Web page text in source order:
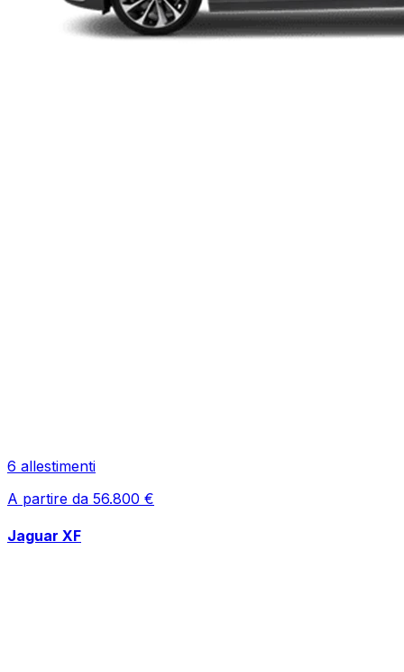
6 allestimenti
A partire da 56.800 €
Jaguar XF